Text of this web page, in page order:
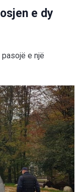
e dy
e një